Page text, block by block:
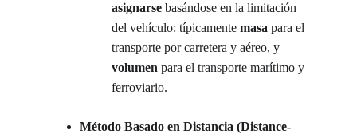
asignarse basándose en la limitación
del vehículo: típicamente masa para el
transporte por carretera y aéreo, y
volumen para el transporte marítimo y
ferroviario.
Método Basado en Distancia (Distance-